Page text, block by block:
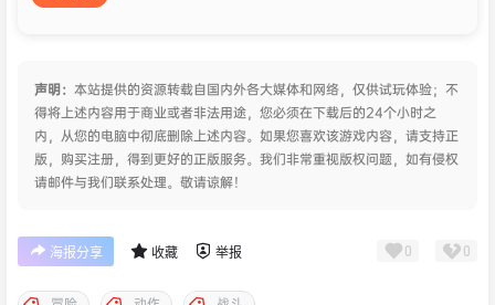
声明： 本站提供的资源转载自国内外各大媒体和网络，仅供试玩体验；不
得将上述内容用于商业或者非法用途，您必须在下载后的24个小时之
内，从您的电脑中彻底删除上述内容。如果您喜欢该游戏内容，请支持正
版，购买注册，得到更好的正版服务。我们非常重视版权问题，如有侵权
请邮件与我们联系处理。敬请谅解！
海报分享 收藏 举报 0 0